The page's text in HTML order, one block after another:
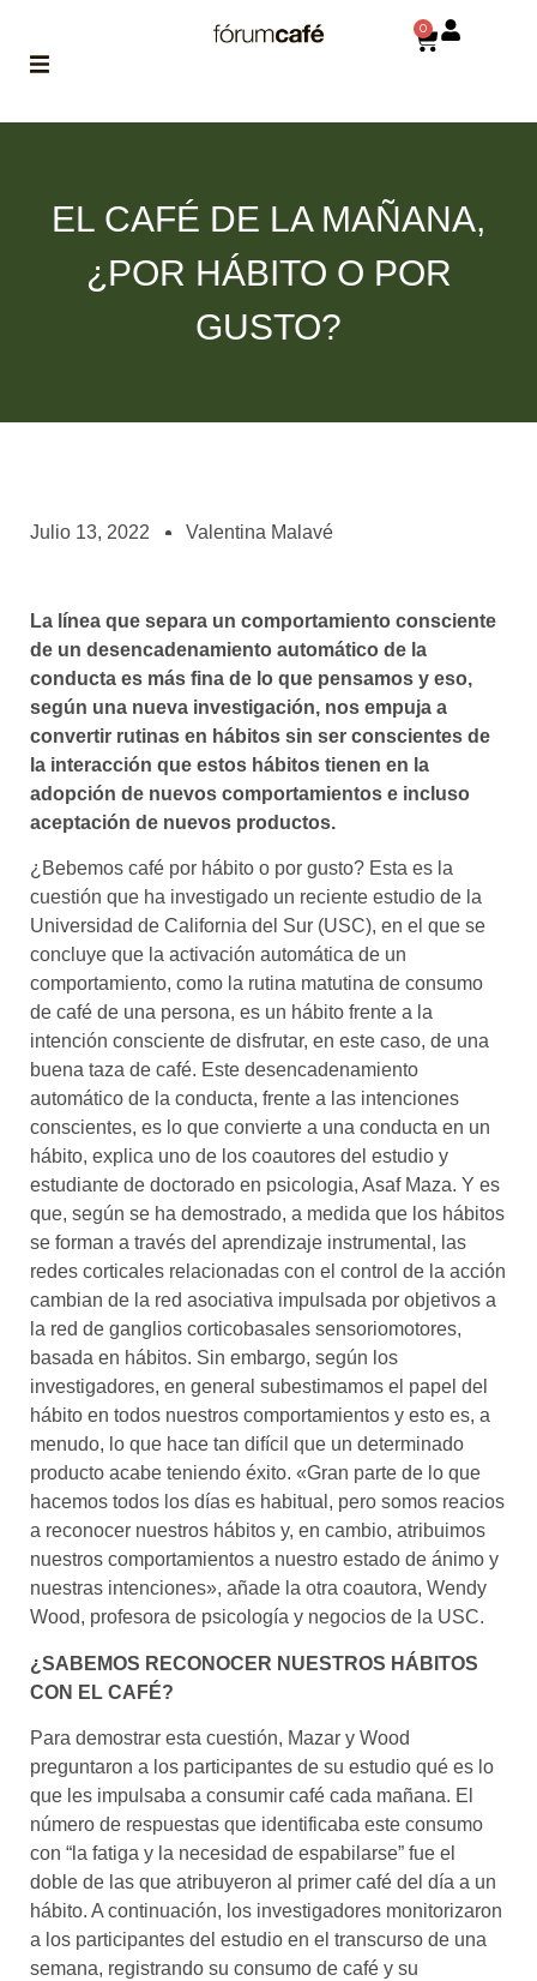
asociados
el café siempre tiene
algo nuevo que
enseñarnos
BOLSA DE TRABAJO
¡te imaginas vivir de tu pasión
por el café?
CONTACTO
de ti!
0
EL CAFÉ DE LA MAÑANA,
¿POR HÁBITO O POR
GUSTO?
Julio 13, 2022 Valentina Malavé
La línea que separa un comportamiento consciente
de un desencadenamiento automático de la
conducta es más fina de lo que pensamos y eso,
según una nueva investigación, nos empuja a
convertir rutinas en hábitos sin ser conscientes de
la interacción que estos hábitos tienen en la
adopción de nuevos comportamientos e incluso
aceptación de nuevos productos.
¿Bebemos café por hábito o por gusto? Esta es la
cuestión que ha investigado un reciente estudio de la
Universidad de California del Sur (USC), en el que se
concluye que la activación automática de un
comportamiento, como la rutina matutina de consumo
de café de una persona, es un hábito frente a la
intención consciente de disfrutar, en este caso, de una
buena taza de café. Este desencadenamiento
automático de la conducta, frente a las intenciones
conscientes, es lo que convierte a una conducta en un
hábito, explica uno de los coautores del estudio y
estudiante de doctorado en psicologia, Asaf Maza. Y es
que, según se ha demostrado, a medida que los hábitos
se forman a través del aprendizaje instrumental, las
redes corticales relacionadas con el control de la acción
cambian de la red asociativa impulsada por objetivos a
la red de ganglios corticobasales sensoriomotores,
basada en hábitos. Sin embargo, según los
investigadores, en general subestimamos el papel del
hábito en todos nuestros comportamientos y esto es, a
menudo, lo que hace tan difícil que un determinado
producto acabe teniendo éxito. «Gran parte de lo que
hacemos todos los días es habitual, pero somos reacios
a reconocer nuestros hábitos y, en cambio, atribuimos
nuestros comportamientos a nuestro estado de ánimo y
nuestras intenciones», añade la otra coautora, Wendy
Wood, profesora de psicología y negocios de la USC.
¿SABEMOS RECONOCER NUESTROS HÁBITOS
CON EL CAFÉ?​
Para demostrar esta cuestión, Mazar y Wood
preguntaron a los participantes de su estudio qué es lo
que les impulsaba a consumir café cada mañana. El
número de respuestas que identificaba este consumo
con “la fatiga y la necesidad de espabilarse” fue el
doble de las que atribuyeron al primer café del día a un
hábito. A continuación, los investigadores monitorizaron
a los participantes del estudio en el transcurso de una
semana, registrando su consumo de café y su